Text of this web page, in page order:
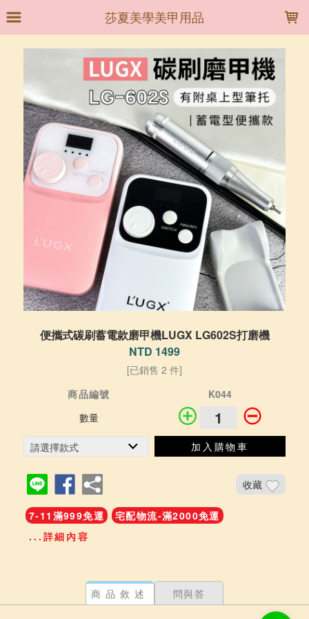
莎夏美學美甲用品
便攜式碳刷蓄電款磨甲機LUGX LG602S打磨機
NTD 1499
[已銷售 2 件]
商品編號
K044
數量
加入購物車
收藏
7-11滿999免運
宅配物流-滿2000免運
...詳細內容
商品敘述 問與答